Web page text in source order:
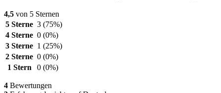
4,5 von 5 Sternen
5 Sterne 3 (75%)
4 Sterne 0 (0%)
3 Sterne 1 (25%)
2 Sterne 0 (0%)
1 Stern
0 (0%)
4 Bewertungen